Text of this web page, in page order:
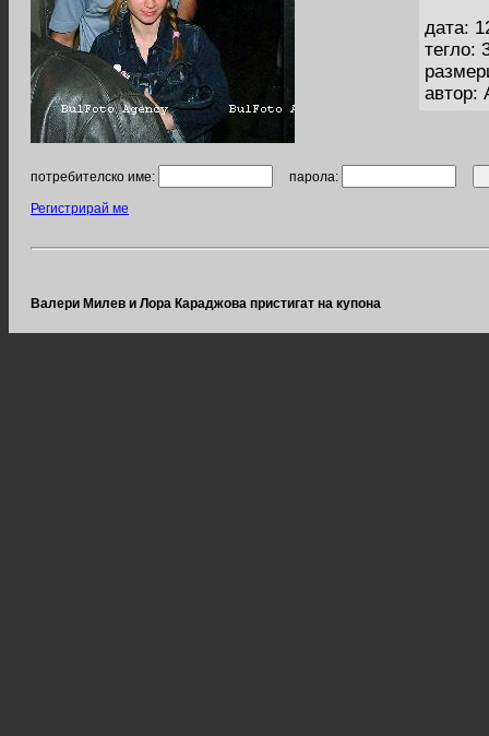
дата:
тегло:
автор:
потребителско име: парола:
Регистрирай ме
Валери Милев и Лора Караджова пристигат на купона